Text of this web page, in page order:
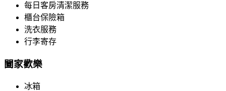
每日客房清潔服務
櫃台保險箱
洗衣服務
行李寄存
闔家歡樂
冰箱